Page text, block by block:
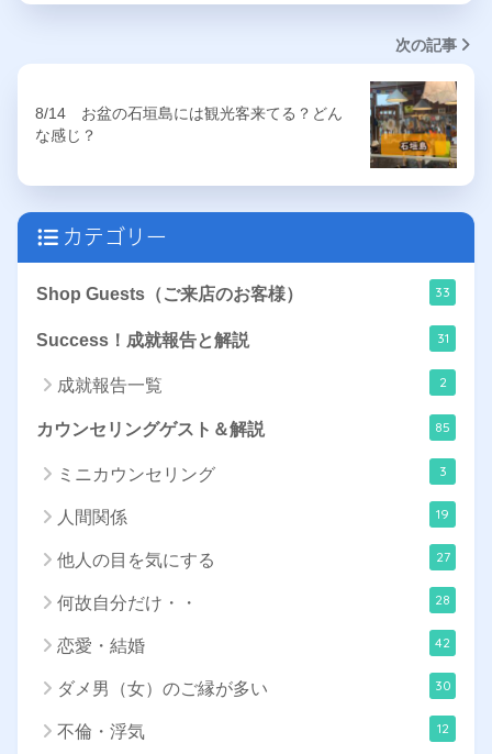
次の記事
8/14 お盆の石垣島には観光客来てる？どん
な感じ？
カテゴリー
Shop Guests（ご来店のお客様） 33
Success！成就報告と解説 31
成就報告一覧 2
カウンセリングゲスト＆解説 85
ミニカウンセリング 3
人間関係 19
他人の目を気にする 27
何故自分だけ・・ 28
恋愛・結婚 42
ダメ男（女）のご縁が多い 30
不倫・浮気 12